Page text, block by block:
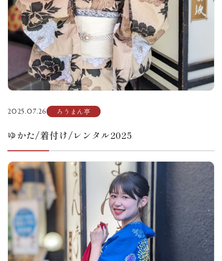
2025.07.26 ろうまん亭
ゆかた/着付け/レンタル2025